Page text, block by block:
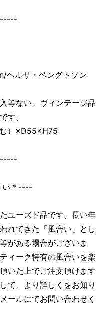
ヘルサ・ベングトソン
ない、ヴィンテージ品
す。
）×D55×H75
い＊----
ユーズド品です。長い年
れてきた「風合い」とし
がある場合がございま
ィーク特有の風合いを楽
いた上でご注文頂けます
て、より詳しくをお知り
ールにてお問い合わせく